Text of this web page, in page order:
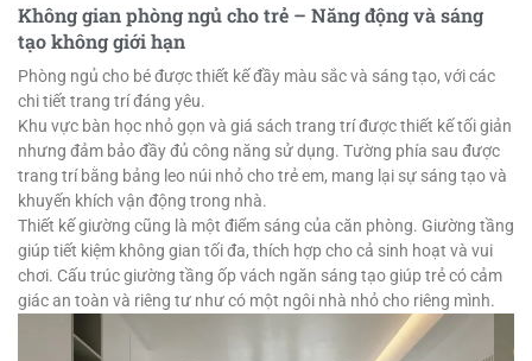
Không gian phòng ngủ cho trẻ – Năng động và sáng
tạo không giới hạn
Phòng ngủ cho bé được thiết kế đầy màu sắc và sáng tạo, với các
chi tiết trang trí đáng yêu.
Khu vực bàn học nhỏ gọn và giá sách trang trí được thiết kế tối giản
nhưng đảm bảo đầy đủ công năng sử dụng. Tường phía sau được
trang trí bằng bảng leo núi nhỏ cho trẻ em, mang lại sự sáng tạo và
khuyến khích vận động trong nhà.
Thiết kế giường cũng là một điểm sáng của căn phòng. Giường tầng
giúp tiết kiệm không gian tối đa, thích hợp cho cả sinh hoạt và vui
chơi. Cấu trúc giường tầng ốp vách ngăn sáng tạo giúp trẻ có cảm
giác an toàn và riêng tư như có một ngôi nhà nhỏ cho riêng mình.